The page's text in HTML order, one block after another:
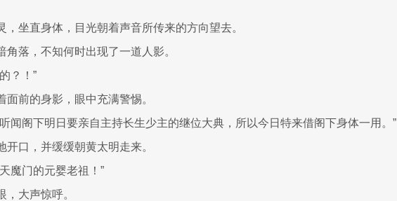
，坐直身体，目光朝着声音所传来的方向望去。
角落，不知何时出现了一道人影。
？！”
面前的身影，眼中充满警惕。
闻阁下明日要亲自主持长生少主的继位大典，所以今日特来借阁下身体一用。”
开口，并缓缓朝黄太明走来。
魔门的元婴老祖！”
，大声惊呼。